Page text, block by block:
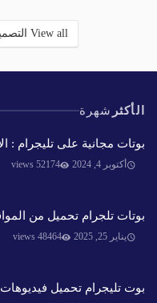
View all التصميم بالذكاء الاصطناعي
الأكثر شهرة
بوتات مجانية على تليجرام : الأهم
أكتوبر 4, 2024 52174 views
بوتات تلجرام تحميل من المواقع
يناير 25, 2025 48464 views
بوت تليجرام تحميل فيديوهات :